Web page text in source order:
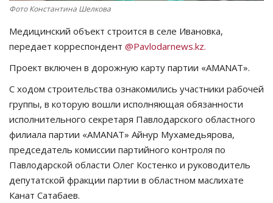
Курултай
Язык
Қазақша Русский
Фото Константина Шелкова
Медицинский объект строится в селе Ивановка,
передает корреспондент @Pavlodarnews.kz.
Проект включен в дорожную карту партии «AMANAT».
С ходом строительства ознакомились участники рабочей
группы, в которую вошли исполняющая обязанности
исполнительного секретаря Павлодарского областного
филиала партии «AMANAT» Айнур Мухамедьярова,
председатель комиссии партийного контроля по
Павлодарской области Олег Костенко и руководитель
депутатской фракции партии в областном маслихате
Канат Сатабаев.